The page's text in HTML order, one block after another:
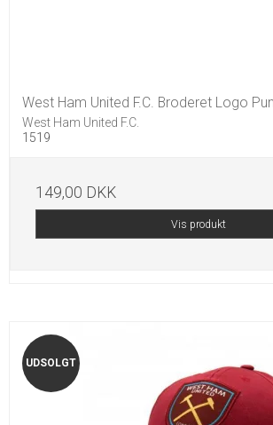
West Ham United F.C. Broderet Logo
West Ham United F.C.
1519
149,00 DKK
Vis produkt
UDSOLGT